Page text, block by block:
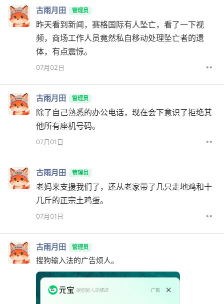
古雨月田 管理员
昨天看到新闻，赛格国际有人坠亡，看了一下视
频，商场工作人员竟然私自移动处理坠亡者的遗
体，有点震惊。
07月02日 ••
古雨月田 管理员
除了自己熟悉的办公电话，现在会下意识了拒绝其
他所有座机号码。
07月01日 ••
古雨月田 管理员
老妈来支援我们了，还从老家带了几只走地鸡和十
几斤的正宗土鸡蛋。
07月01日 ••
古雨月田 管理员
搜狗输入法的广告烦人。